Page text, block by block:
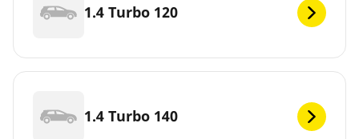
1.4 Turbo 120
1.4 Turbo 140